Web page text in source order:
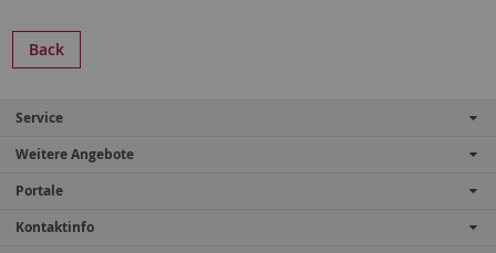
Back
Service
Weitere Angebote
Portale
Kontaktinfo